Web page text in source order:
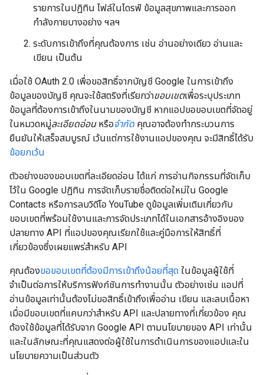
รายการในปฏิทิน ไฟล์ในไดรฟ์ ข้อมูลสุขภาพและการออก
กำลังกายบางอย่าง ฯลฯ
ระดับการเข้าถึงที่คุณต้องการ เช่น อ่านอย่างเดียว อ่านและ
เขียน เป็นต้น
เมื่อใช้ OAuth 2.0 เพื่อขอสิทธิ์จากบัญชี Google ในการเข้าถึง
ข้อมูลของบัญชี คุณจะใช้สตริงที่เรียกว่าขอบเขตเพื่อระบุประเภท
ข้อมูลที่ต้องการเข้าถึงในนามของบัญชี หากแอปขอขอบเขตที่จัดอยู่
ในหมวดหมู่ละเอียดอ่อนหรือจำกัดคุณอาจต้องทำกระบวนการ
ยืนยันให้เสร็จสมบูรณ์ เว้นแต่การใช้งานแอปของคุณ จะมีสิทธิ์ได้รับ
ข้อยกเว้น
ตัวอย่างของขอบเขตที่ละเอียดอ่อน ได้แก่ การอ่านกิจกรรมที่จัดเก็บ
ไว้ใน Google ปฏิทิน การจัดเก็บรายชื่อติดต่อใหม่ใน Google
Contacts หรือการลบวิดีโอ YouTube ดูข้อมูลเพิ่มเติมเกี่ยวกับ
ขอบเขตที่พร้อมใช้งานและการจัดประเภทได้ในเอกสารอ้างอิงของ
ปลายทาง API ที่แอปของคุณเรียกใช้และคู่มือการให้สิทธิ์ที่
เกี่ยวข้องซึ่งเผยแพร่สำหรับ API
คุณต้องขอขอบเขตที่ต้องมีการเข้าถึงน้อยที่สุด ในข้อมูลผู้ใช้ที่
จำเป็นต่อการให้บริการฟังก์ชันการทำงานนั้น ตัวอย่างเช่น แอปที่
อ่านข้อมูลเท่านั้นต้องไม่ขอสิทธิ์เข้าถึงเพื่ออ่าน เขียน และลบเนื้อหา
เมื่อมีขอบเขตที่แคบกว่าสำหรับ API และปลายทางที่เกี่ยวข้อง คุณ
ต้องใช้ข้อมูลที่ได้รับจาก Google API ตามนโยบายของ API เท่านั้น
และในลักษณะที่คุณแสดงต่อผู้ใช้ในการดำเนินการของแอปและใน
นโยบายความเป็นส่วนตัว